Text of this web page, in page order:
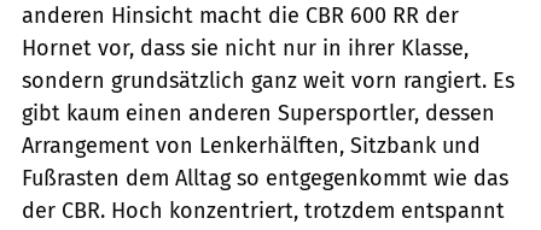
anderen Hinsicht macht die CBR 600 RR der
Hornet vor, dass sie nicht nur in ihrer Klasse,
sondern grundsätzlich ganz weit vorn rangiert. Es
gibt kaum einen anderen Supersportler, dessen
Arrangement von Lenkerhälften, Sitzbank und
Fußrasten dem Alltag so entgegenkommt wie das
der CBR. Hoch konzentriert, trotzdem entspannt 